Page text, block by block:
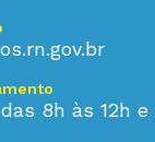
8h às 12h